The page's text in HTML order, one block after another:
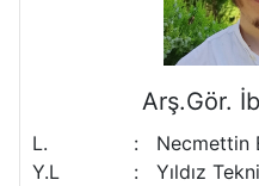
Arş.Gör.
L. :
Necmettin
Y.L
:
Yıldız